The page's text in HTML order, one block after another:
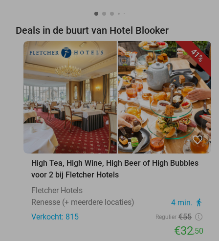
Deals in de buurt van Hotel Blooker
41%
favorite_border
High Tea, High Wine, High Beer of High Bubbles
voor 2 bij Fletcher Hotels
Fletcher Hotels
Renesse (+ meerdere locaties)
4 min. directions_walk
Verkocht: 815 Regulier €55
€32,50